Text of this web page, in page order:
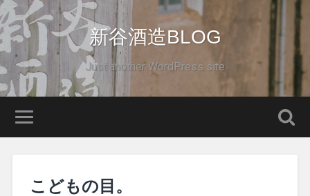
新谷酒造BLOG
Just another WordPress site
こどもの目。